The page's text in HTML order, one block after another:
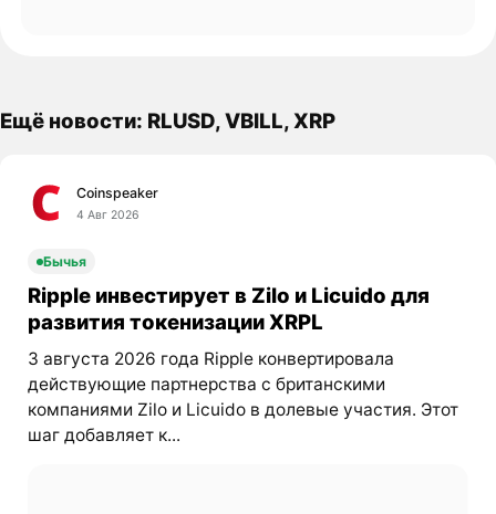
Ещё новости: RLUSD, VBILL, XRP
Coinspeaker
4 Авг 2026
Бычья
Ripple инвестирует в Zilo и Licuido для
развития токенизации XRPL
3 августа 2026 года Ripple конвертировала
действующие партнерства с британскими
компаниями Zilo и Licuido в долевые участия. Этот
шаг добавляет к...